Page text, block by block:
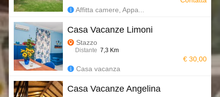
Affitta camere, Appa...
Casa Vacanze Limoni
Stazzo
Distante 7,3 Km
Casa vacanza
€ 30,00
Casa Vacanze Angelina